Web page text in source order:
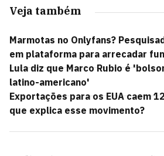
Veja também
Marmotas no Onlyfans?
em plataforma para arrecadar
Lula diz que Marco Rubio é
latino-americano'
Exportações para os EUA caem
que explica esse movimento?